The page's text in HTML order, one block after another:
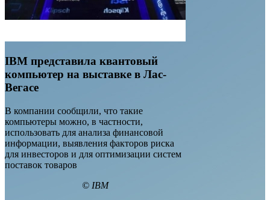
IBM представила квантовый
компьютер на выставке в Лас-
Вегасе
В компании сообщили, что такие
компьютеры можно, в частности,
использовать для анализа финансовой
информации, выявления факторов риска
для инвесторов и для оптимизации систем
поставок товаров
© IBM